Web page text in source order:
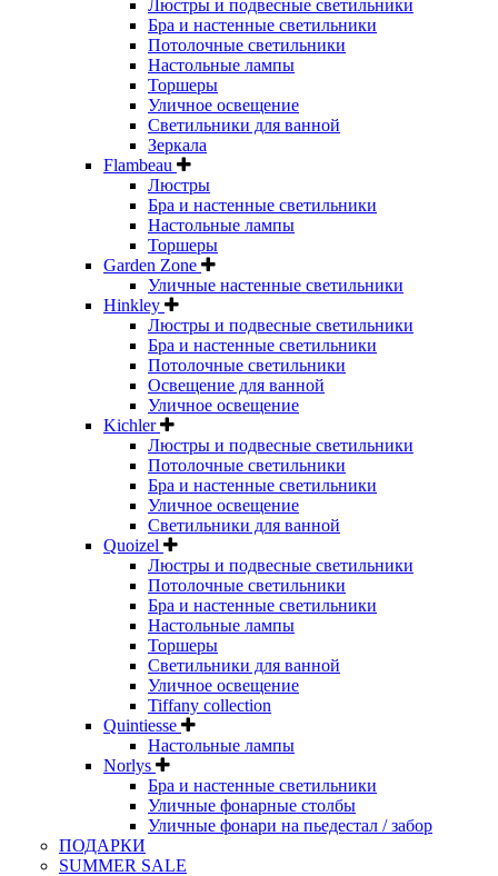
Люстры и подвесные светильники
Бра и настенные светильники
Потолочные светильники
Настольные лампы
Торшеры
Уличное освещение
Светильники для ванной
Зеркала
Flambeau
Люстры
Бра и настенные светильники
Настольные лампы
Торшеры
Garden Zone
Уличные настенные светильники
Hinkley
Люстры и подвесные светильники
Бра и настенные светильники
Потолочные светильники
Освещение для ванной
Уличное освещение
Kichler
Люстры и подвесные светильники
Потолочные светильники
Бра и настенные светильники
Уличное освещение
Светильники для ванной
Quoizel
Люстры и подвесные светильники
Потолочные светильники
Бра и настенные светильники
Настольные лампы
Торшеры
Светильники для ванной
Уличное освещение
Tiffany collection
Quintiesse
Настольные лампы
Norlys
Бра и настенные светильники
Уличные фонарные столбы
Уличные фонари на пьедестал / забор
ПОДАРКИ
SUMMER SALE